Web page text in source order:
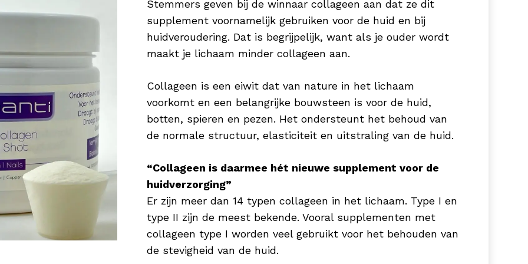
Zink voor Nagels
Zink is onderdeel van vele enzymen in het lichaam. Enzymen zijn stoffen die
nodig zijn om processen in het lichaam mogelijk te maken. Zink kan ontzettend
veel betekenen voor je haar. Het draagt bij tot de instandhouding van normaal
haar & nagels. Daarnaast is het goed voor haargroei en maakt het je haren &
nagels sterk en in topconditie Wie wil er nu niet vol & glanzend haar 😉
Koper voor Pigmentatie
Koper is een nuttig mineraal en heeft een positief resultaat op huid en haar.
Koper bevordert de normale pigmentatie van de huid én het haar.
Hyaluronzuur als Vochtinbrenger
Hyaluronzuur is booming! Verschillende verzorgingsproducten bieden het
geweldige bestandsdeel aan in serums en/of daghydratatie. Hyaluronzuur is een
stof die van nature voorkomt en tot 1.000 keer zijn gewicht in water kan dragen,
Stemmers geven bij de winnaar collageen aan dat ze dit
supplement voornamelijk gebruiken voor de huid en bij
huidveroudering. Dat is begrijpelijk, want als je ouder wordt
maakt je lichaam minder collageen aan.
Collageen is een eiwit dat van nature in het lichaam
voorkomt en een belangrijke bouwsteen is voor de huid,
botten, spieren en pezen. Het ondersteunt het behoud van
de normale structuur, elasticiteit en uitstraling van de huid.
“Collageen is daarmee hét nieuwe supplement voor de
huidverzorging”
Er zijn meer dan 14 typen collageen in het lichaam. Type I en
type II zijn de meest bekende. Vooral supplementen met
collageen type I worden veel gebruikt voor het behouden van
de stevigheid van de huid.